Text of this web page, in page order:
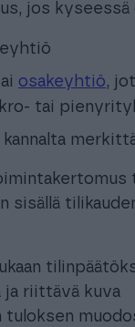
jos kyseessä
osakeyhtiö,
tai
sisällä
ja riittävä kuva